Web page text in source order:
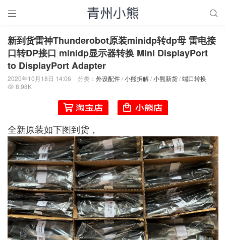
 
新到货雷神Thunderobot原装minidp转dp母 雷电接
口转DP接口 minidp显示器转换 Mini DisplayPort
to DisplayPort Adapter
2020年10月18日 14:06 分类： 外设配件/小熊拆解/小熊新货/端口转换
 8.98K
全新原装如下图到货，